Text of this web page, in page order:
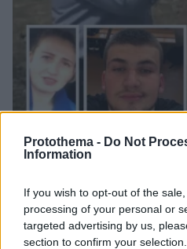
Protothema - Do Not
Information
If you wish to opt-out of the
processing of your personal or
targeted advertising by us,
section to confirm your
και σύζυγος των θυμάτων
Σέρρες
07.08.2026, 14:57